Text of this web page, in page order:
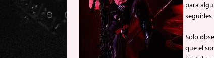
para
seguirles
Solo
que el